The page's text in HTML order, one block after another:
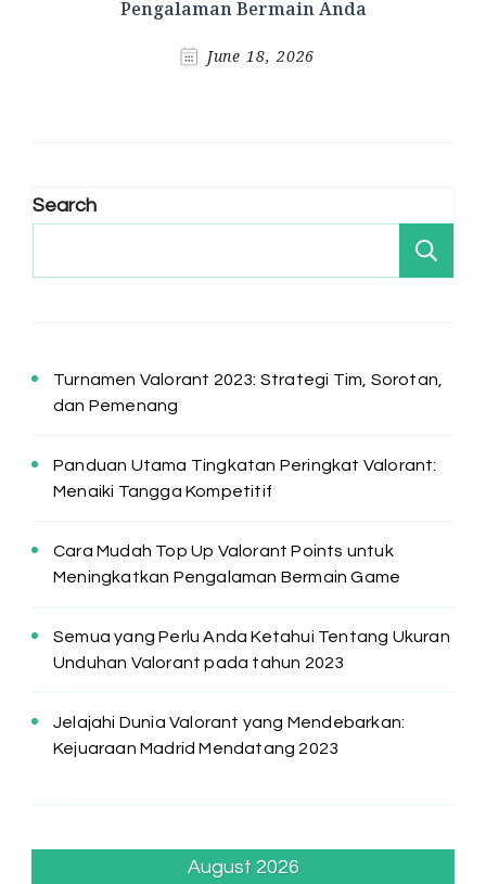
Pengalaman Bermain Anda
June 18, 2026
Search
Turnamen Valorant 2023: Strategi Tim, Sorotan,
dan Pemenang
Panduan Utama Tingkatan Peringkat Valorant:
Menaiki Tangga Kompetitif
Cara Mudah Top Up Valorant Points untuk
Meningkatkan Pengalaman Bermain Game
Semua yang Perlu Anda Ketahui Tentang Ukuran
Unduhan Valorant pada tahun 2023
Jelajahi Dunia Valorant yang Mendebarkan:
Kejuaraan Madrid Mendatang 2023
August 2026